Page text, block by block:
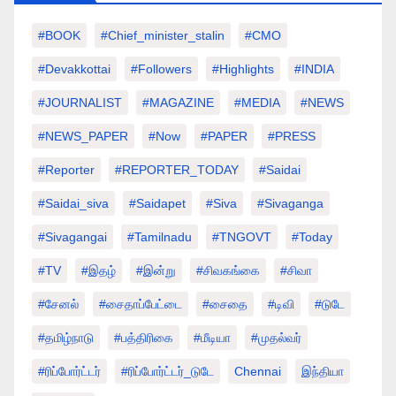
#BOOK #chief_minister_stalin #CMO
#devakkottai #followers #highlights #INDIA
#JOURNALIST #MAGAZINE #MEDIA #NEWS
#NEWS_PAPER #Now #PAPER #PRESS
#Reporter #REPORTER_TODAY #saidai
#saidai_siva #saidapet #Siva #Sivaganga
#sivagangai #tamilnadu #TNGOVT #today
#TV #இதழ் #இன்று #சிவகங்கை #சிவா
#சேனல் #சைதாப்பேட்டை #சைதை #டிவி #டுடே
#தமிழ்நாடு #பத்திரிகை #மீடியா #முதல்வர்
#ரிப்போர்ட்டர் #ரிப்போர்ட்டர்_டுடே Chennai இந்தியா